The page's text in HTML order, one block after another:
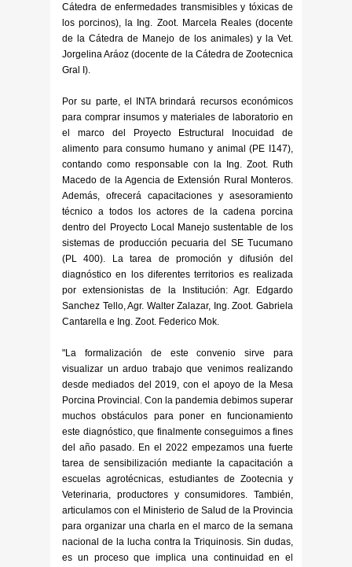
Cátedra de enfermedades transmisibles y tóxicas de
los porcinos), la Ing. Zoot. Marcela Reales (docente
de la Cátedra de Manejo de los animales) y la Vet.
Jorgelina Aráoz (docente de la Cátedra de Zootecnica
Gral I).
Por su parte, el INTA brindará recursos económicos
para comprar insumos y materiales de laboratorio en
el marco del Proyecto Estructural Inocuidad de
alimento para consumo humano y animal (PE I147),
contando como responsable con la Ing. Zoot. Ruth
Macedo de la Agencia de Extensión Rural Monteros.
Además, ofrecerá capacitaciones y asesoramiento
técnico a todos los actores de la cadena porcina
dentro del Proyecto Local Manejo sustentable de los
sistemas de producción pecuaria del SE Tucumano
(PL 400). La tarea de promoción y difusión del
diagnóstico en los diferentes territorios es realizada
por extensionistas de la Institución: Agr. Edgardo
Sanchez Tello, Agr. Walter Zalazar, Ing. Zoot. Gabriela
Cantarella e Ing. Zoot. Federico Mok.
"La formalización de este convenio sirve para
visualizar un arduo trabajo que venimos realizando
desde mediados del 2019, con el apoyo de la Mesa
Porcina Provincial. Con la pandemia debimos superar
muchos obstáculos para poner en funcionamiento
este diagnóstico, que finalmente conseguimos a fines
del año pasado. En el 2022 empezamos una fuerte
tarea de sensibilización mediante la capacitación a
escuelas agrotécnicas, estudiantes de Zootecnia y
Veterinaria, productores y consumidores. También,
articulamos con el Ministerio de Salud de la Provincia
para organizar una charla en el marco de la semana
nacional de la lucha contra la Triquinosis. Sin dudas,
es un proceso que implica una continuidad en el